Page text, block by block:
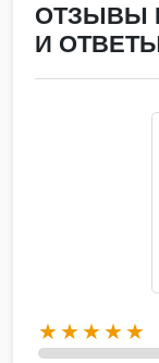
ОТЗЫВЫ
И
★★★★★